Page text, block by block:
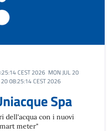
CEST 2026 MON JUL 20
08:25:14 CEST 2026
Spa
dell'acqua con i nuovi
meter"